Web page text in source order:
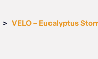
> VELO – Eucalyptus